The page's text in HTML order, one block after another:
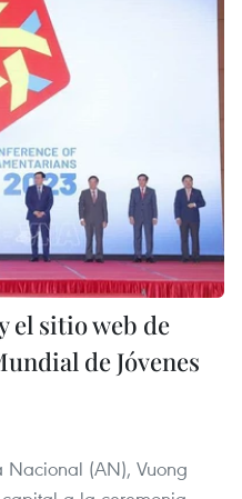
el sitio web de
de Jóvenes
(AN), Vuong